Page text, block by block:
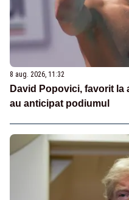
8 aug. 2026, 11:32
David Popovici, favorit la
au anticipat podiumul